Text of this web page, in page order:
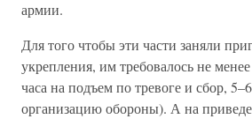
армии.
Для того чтобы эти части заняли
укрепления, им требовалось не
часа на подъем по тревоге и сбор,
организацию обороны). А на